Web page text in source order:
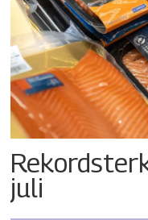
juli